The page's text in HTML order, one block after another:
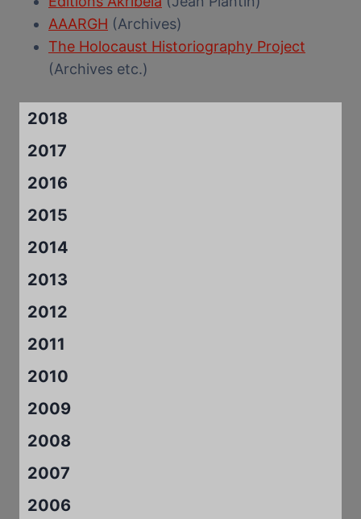
AAARGH (Archives)
The Holocaust Historiography Project
(Archives etc.)
2018
2017
2016
2015
2014
2013
2012
2011
2010
2009
2008
2007
2006